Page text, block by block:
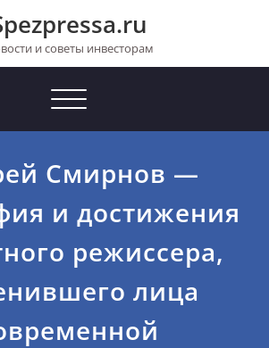
и советы инвесторам
Toggle
Смирнов —
и достижения
режиссера,
лица